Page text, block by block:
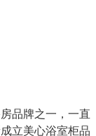
品牌之一，一直
立美心浴室柜品